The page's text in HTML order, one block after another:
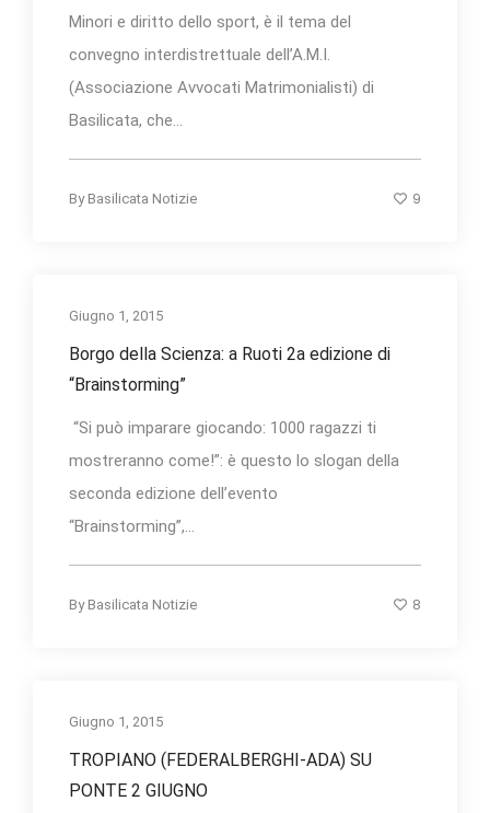
Minori e diritto dello sport, è il tema del
convegno interdistrettuale dell’A.M.I.
(Associazione Avvocati Matrimonialisti) di
Basilicata, che...
By Basilicata Notizie 9
Giugno 1, 2015
Borgo della Scienza: a Ruoti 2a edizione di
“Brainstorming”
“Si può imparare giocando: 1000 ragazzi ti
mostreranno come!”: è questo lo slogan della
seconda edizione dell’evento
“Brainstorming”,...
By Basilicata Notizie 8
Giugno 1, 2015
TROPIANO (FEDERALBERGHI-ADA) SU
PONTE 2 GIUGNO